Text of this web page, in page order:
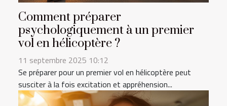
Comment préparer
psychologiquement à un premier
vol en hélicoptère ?
11 septembre 2025 10:12
Se préparer pour un premier vol en hélicoptère peut
susciter à la fois excitation et appréhension...